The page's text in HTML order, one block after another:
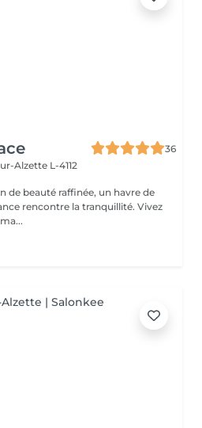
36
Alzette L-4112
de beauté raffinée, un havre de
rencontre la tranquillité. Vivez